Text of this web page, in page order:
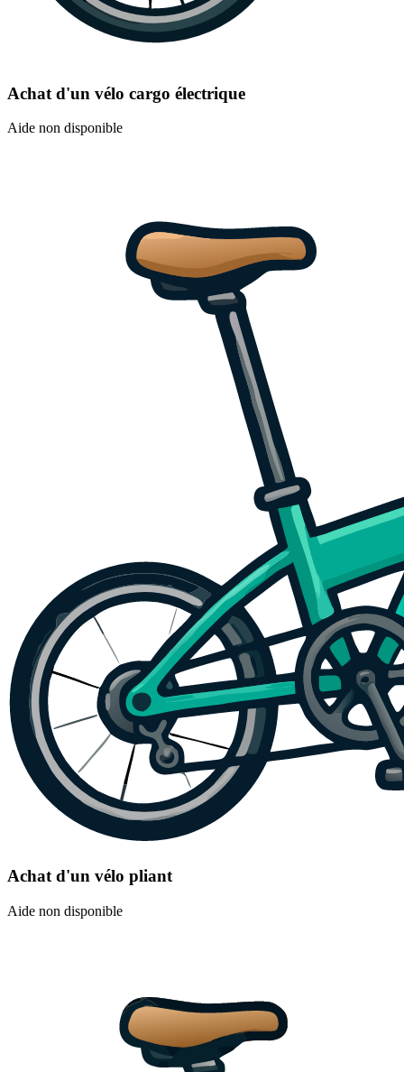
Achat d'un vélo cargo électrique
Aide non disponible
Achat d'un vélo pliant
Aide non disponible